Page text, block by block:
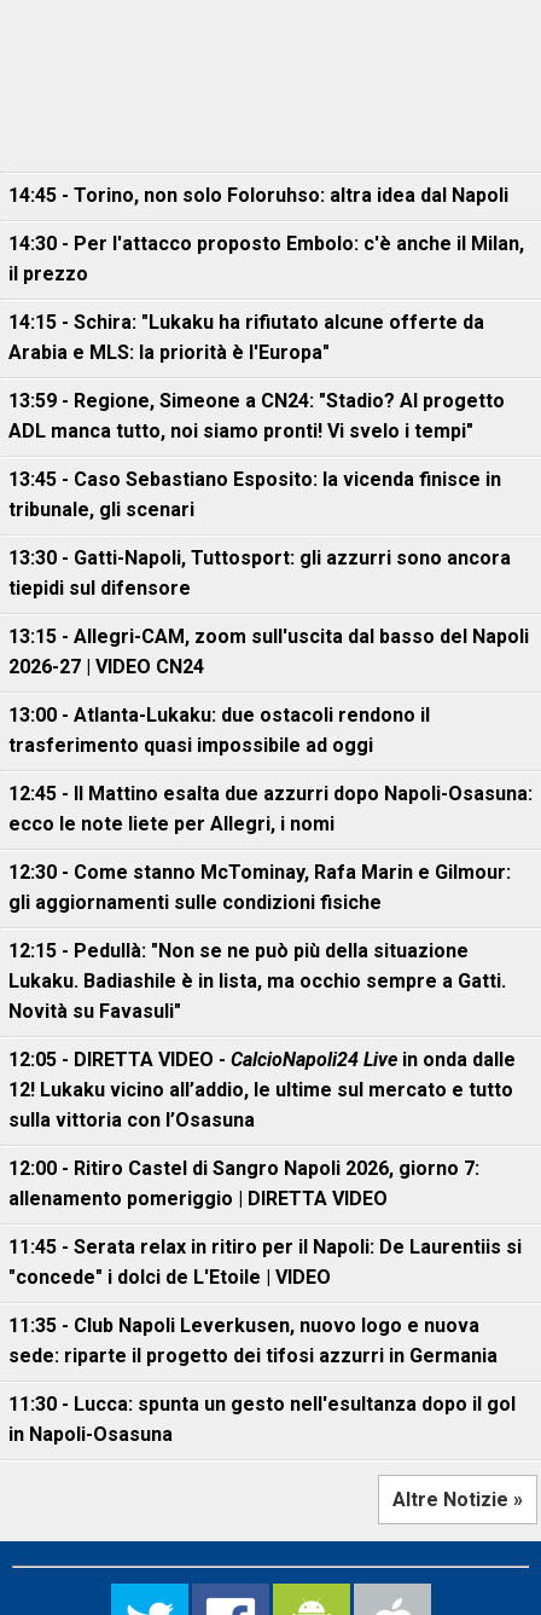
14:45 - Torino, non solo Foloruhso: altra idea dal Napoli
14:30 - Per l'attacco proposto Embolo: c'è anche il Milan,
il prezzo
14:15 - Schira: "Lukaku ha rifiutato alcune offerte da
Arabia e MLS: la priorità è l'Europa"
13:59 - Regione, Simeone a CN24: "Stadio? Al progetto
ADL manca tutto, noi siamo pronti! Vi svelo i tempi"
13:45 - Caso Sebastiano Esposito: la vicenda finisce in
tribunale, gli scenari
13:30 - Gatti-Napoli, Tuttosport: gli azzurri sono ancora
tiepidi sul difensore
13:15 - Allegri-CAM, zoom sull'uscita dal basso del Napoli
2026-27 | VIDEO CN24
13:00 - Atlanta-Lukaku: due ostacoli rendono il
trasferimento quasi impossibile ad oggi
12:45 - Il Mattino esalta due azzurri dopo Napoli-Osasuna:
ecco le note liete per Allegri, i nomi
12:30 - Come stanno McTominay, Rafa Marin e Gilmour:
gli aggiornamenti sulle condizioni fisiche
12:15 - Pedullà: "Non se ne può più della situazione
Lukaku. Badiashile è in lista, ma occhio sempre a Gatti.
Novità su Favasuli"
12:05 - DIRETTA VIDEO - CalcioNapoli24 Live in onda dalle
12! Lukaku vicino all’addio, le ultime sul mercato e tutto
sulla vittoria con l’Osasuna
12:00 - Ritiro Castel di Sangro Napoli 2026, giorno 7:
allenamento pomeriggio | DIRETTA VIDEO
11:45 - Serata relax in ritiro per il Napoli: De Laurentiis si
"concede" i dolci de L'Etoile | VIDEO
11:35 - Club Napoli Leverkusen, nuovo logo e nuova
sede: riparte il progetto dei tifosi azzurri in Germania
11:30 - Lucca: spunta un gesto nell'esultanza dopo il gol
in Napoli-Osasuna
Altre Notizie »